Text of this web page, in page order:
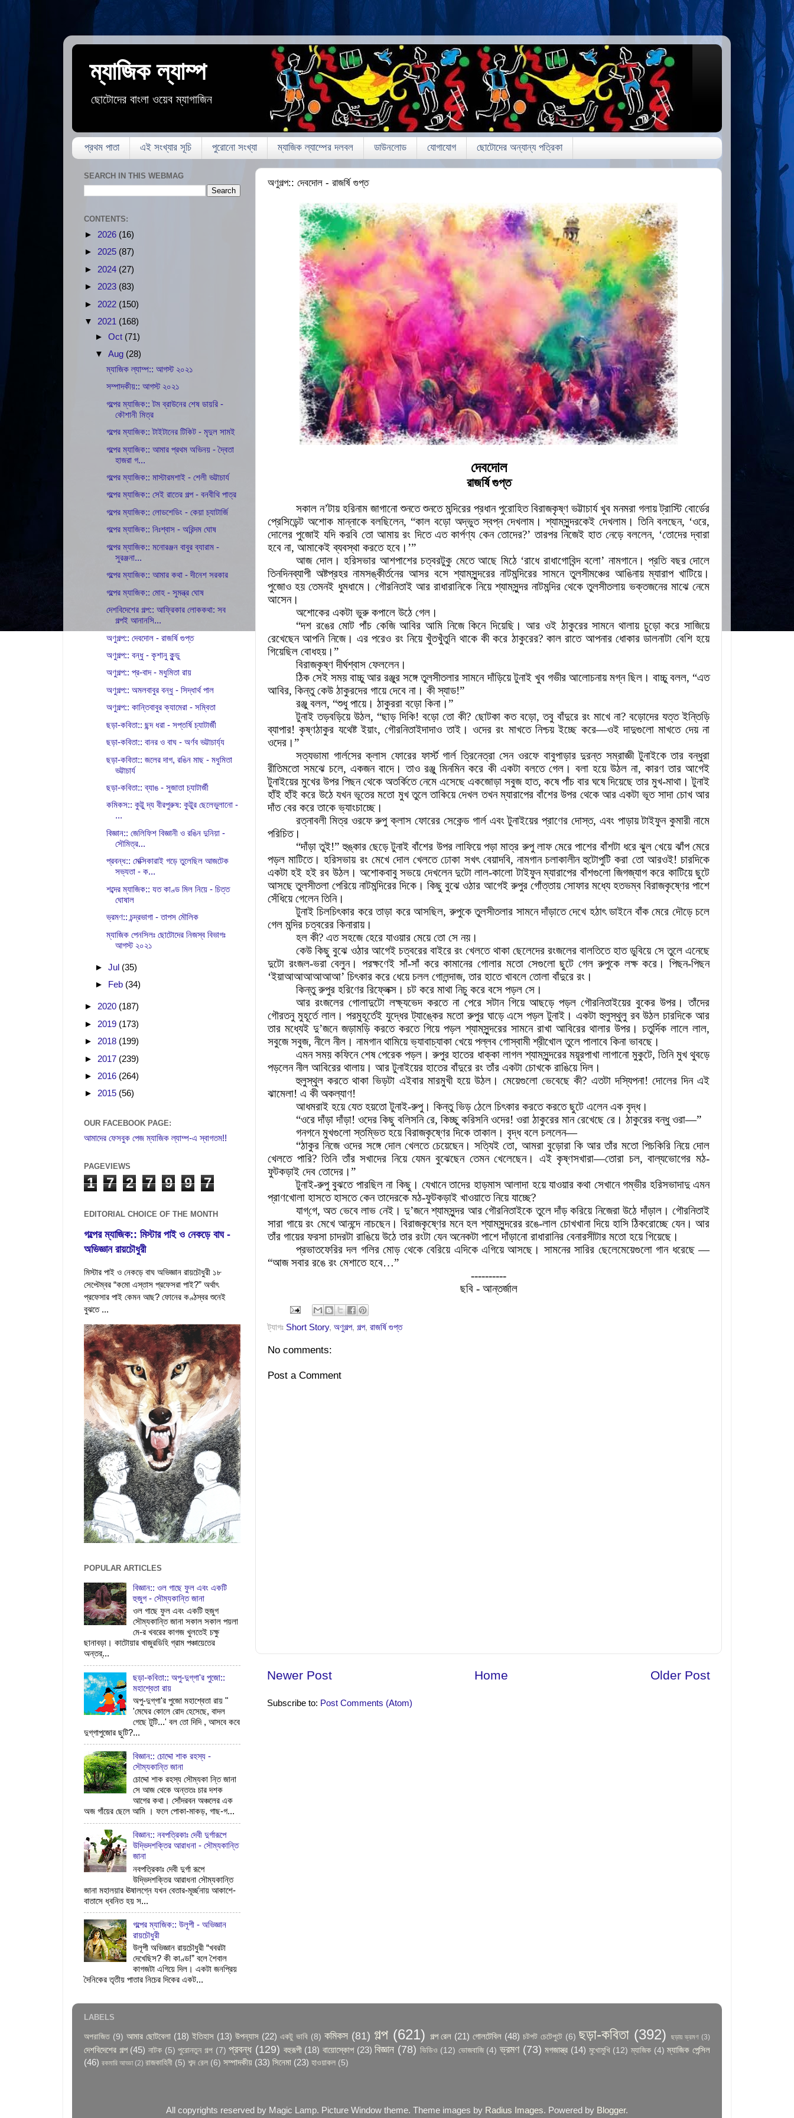
ম্যাজিক ল্যাম্প
ছোটোদের বাংলা ওয়েব ম্যাগাজিন
প্রথম পাতা এই সংখ্যার সূচি পুরোনো সংখ্যা ম্যাজিক ল্যাম্পের দলবল ডাউনলোড যোগাযোগ ছোটোদের অন্যান্য পত্রিকা
অণুগল্প:: দেবদোল - রাজর্ষি গুপ্ত
দেবদোল
রাজর্ষি গুপ্ত
সকাল ন’টায় হরিনাম জাগানো শুনতে শুনতে মন্দিরের প্রধান পুরোহিত বিরাজকৃষ্ণ ভট্টাচার্য খুব মনমরা গলায় ট্রাস্টি বোর্ডের
প্রেসিডেন্ট অশোক মান্নাকে বলছিলেন, “কাল বড়ো অদ্ভুত স্বপ্ন দেখলাম । শ্যামসুন্দরকেই দেখলাম। তিনি বলছেন, ‘ওরে,
দোলের পুজোই যদি করবি তো আমায় রং দিতে এত কার্পণ্য কেন তোদের?’তারপর নিজেই হাত নেড়ে বললেন, ‘তোদের দ্বারা
হবে না, আমাকেই ব্যবস্থা করতে হবে । ’”
আজ দোল। হরিসভার আশপাশের চত্বরটুকু মেতে আছে মিঠে‘রাধে রাধাগোবিন্দ বলো’ নামগানে। প্রতি বছর দোলে
তিনদিনব্যাপী অষ্টপ্রহর নামসঙ্কীর্তনের আসর বসে শ্যামসুন্দরের নাটমন্দিরের সামনে তুলসীমঞ্চের আঙিনায় ম্যারাপ খাটিয়ে।
পুজোও হয় তেমনই ধুমধামে। গৌরনিতাই আর রাধারানিকে নিয়ে শ্যামসুন্দর নাটমন্দির থেকে তুলসীতলায় ভক্তজনের মাঝে নেমে
আসেন।
অশোকের একটা ভুরু কপালে উঠে গেল ।
“দশ রঙের মোট পাঁচ কেজি আবির আমি নিজে কিনে দিয়েছি। আর ওই ঠাকুরের সামনে থালায় চুড়ো করে সাজিয়ে
রেখেছেন আপনি নিজে। এর পরেও রং নিয়ে খুঁতখুঁতুনি থাকে কী করে ঠাকুরের?কাল রাতে আপনার ধোকার ডালনাটা বেশি হয়ে
গিয়েছিল বোধহয়।”
বিরাজকৃষ্ণ দীর্ঘশ্বাস ফেললেন।
ঠিক সেই সময় বাচ্চু আর রঞ্জুর সঙ্গে তুলসীতলার সামনে দাঁড়িয়ে টুনাই খুব গভীর আলোচনায় মগ্ন ছিল। বাচ্চু বলল, “এত
আবির, কিন্তু কেউ ঠাকুরদের গায়ে দেবে না । কী স্যাড!”
রঞ্জু বলল, “শুধু পায়ে। ঠাকুররা বড়ো কিনা ।”
টুনাই তড়বড়িয়ে উঠল, “ছাড় দিকি!বড়ো তো কী? ছোটকা কত বড়ো,তবু বাঁদুরে রং মাখে না? বড়োদের যত্ত ইন্তিড়ি
ব্যাপার!কৃষ্ণঠাকুর যথেষ্ট ইয়াং,গৌরনিতাইদাদাও তাই। ওদের রং মাখতে নিশ্চয় ইচ্ছে করে—ওই দাদুগুলো মাখতে দেয় না
ওদের ।”
সত্যভামা গার্লসের ক্লাস ফোরের ফার্স্ট গার্ল ত্রিনেত্রা সেন ওরফে বাবুপাড়ার দুরন্ত সম্রাজ্ঞী টুনাইকে তার বন্ধুরা
রীতিমতো সমঝে চলে,একজন বাদে। তাও রঞ্জু মিনমিন করে কী একটা বলতে গেল। বলা হয়ে উঠল না, কারণ তার আগেই
টুনাইয়ের মুখের উপর পিছন থেকে অতর্কিতে নেমে এসেছে একজোড়া সবুজ হাত, কষে পাঁচ বার ঘষে দিয়েছে তার মুখ-মাথা । টুনাই
হাঁই হাঁই করে উঠে যখন ভূতের মতো মুখ তুলে তাকিয়ে দেখল তখন ম্যারাপের বাঁশের উপর থেকে আর একটা ভূত সাদা চোখ আর
দাঁত বের করে তাকে ভ্যাংচাচ্ছে।
রত্নাবলী মিত্র ওরফে রুপু ক্লাস ফোরের সেকেন্ড গার্ল এবং টুনাইয়ের প্রাণের দোস্ত, এবং পাড়ায় টাইফুন কুমারী নামে
পরিচিত।
“দাঁড়া তুই!”হুঙ্কার ছেড়ে টুনাই বাঁশের উপর লাফিয়ে পড়া মাত্র রুপু লাফ মেরে পাশের বাঁশটা ধরে ঝুল খেয়ে ঝাঁপ মেরে
পড়ল মাটিতে। হরিসভায় রং মেখে দোল খেলতে ঢোকা সখৎ বেয়াদবি, নামগান চলাকালীন হুটোপুটি করা তো আরওই! চারদিকে
একটা হই হই রব উঠল। অশোকবাবু সভয়ে দেখলেন দুটো লাল-কালো টাইফুন ম্যারাপের বাঁশগুলো জিগজ্যাগ করে কাটিয়ে ছুটে
আসছে তুলসীতলা পেরিয়ে নাটমন্দিরের দিকে । কিছু বুঝে ওঠার আগেই রুপুর গোঁত্তায় সোফার মধ্যে হতভম্ব বিরাজকৃষ্ণের পাশে
সেঁধিয়ে গেলেন তিনি।
টুনাই চিলচিৎকার করে তাড়া করে আসছিল,রুপুকে তুলসীতলার সামনে দাঁড়াতে দেখে হঠাৎ ডাইনে বাঁক মেরে দৌড়ে চলে
গেল মন্দির চত্বরের কিনারায়।
হল কী? এত সহজে হেরে যাওয়ার মেয়ে তো সে নয়।
কেউ কিছু বুঝে ওঠার আগেই চত্বরের বাইরে রং খেলতে থাকা ছেলেদের রংজলের বালতিতে হাত ডুবিয়ে সে তুলে এনেছে
দুটো রংজল-ভরা বেলুন। পরক্ষণেই সাঁ-সাঁ করে কামানের গোলার মতো সেগুলো ছুটে গেল রুপুকে লক্ষ করে । পিছন-পিছন
‘ইয়াআআআআআআ’ চিৎকার করে ধেয়ে চলল গোলন্দাজ,তার হাতে খাবলে তোলা বাঁদুরে রং ।
কিন্তু রুপুর হরিণের রিফ্লেক্স । চট করে মাথা নিচু করে বসে পড়ল সে ।
আর রংজলের গোলাদুটো লক্ষ্যভেদ করতে না পেরে সটান গিয়ে আছড়ে পড়ল গৌরনিতাইয়ের বুকের উপর । তাঁদের
গৌরতনু মুহূর্তে লাল। পরমুহূর্তেই যুদ্ধের ট্যাঙ্কের মতো রুপুর ঘাড়ে এসে পড়ল টুনাই । একটা হুলুস্থুলু রব উঠল চারদিকে আর
তার মধ্যেই দু’জনে জড়ামড়ি করতে করতে গিয়ে পড়ল শ্যামসুন্দরের সামনে রাখা আবিরের থালার উপর। চতুর্দিক লালে লাল,
সবুজে সবুজ, নীলে নীল । নামগান থামিয়ে ভ্যাবাচ্যাকা খেয়ে পল্লব গোস্বামী শ্রীখোল তুলে পালাবে কিনা ভাবছে ।
এমন সময় কফিনে শেষ পেরেক পড়ল । রুপুর হাতের ধাক্কা লাগল শ্যামসুন্দরের ময়ূরপাখা লাগানো মুকুটে, তিনি মুখ থুবড়ে
পড়লেন নীল আবিরের থালায়। আর টুনাইয়ের হাতের বাঁদুরে রং তাঁর একটা চোখকে রাঙিয়ে দিল ।
হুলুস্থুল করতে থাকা ভিড়টা এইবার মারমুখী হয়ে উঠল। মেয়েগুলো ভেবেছে কী? এতটা দস্যিপনা! দোলের দিন এই
ঝামেলা! এ কী অকল্যাণ!
আধমরাই হয়ে যেত হয়তো টুনাই-রুপু। কিন্তু ভিড় ঠেলে চিৎকার করতে করতে ছুটে এলেন এক বৃদ্ধ।
“ওরে দাঁড়া দাঁড়া! ওদের কিছু বলিসনি রে, কিচ্ছু করিসনি ওদের! ওরা ঠাকুরের মান রেখেছে রে । ঠাকুরের বন্ধু ওরা—”
গনগনে মুখগুলো স্তম্ভিত হয়ে বিরাজকৃষ্ণের দিকে তাকাল । বৃদ্ধ বলে চললেন—
“ঠাকুর নিজে ওদের সঙ্গে দোল খেলতে চেয়েছেন। সত্যিই তো, আমরা বুড়োরা কি আর তাঁর মতো পিচকিরি নিয়ে দোল
খেলতে পারি?তিনি তাঁর সখাদের নিয়ে যেমন বুঝেছেন তেমন খেলেছেন। এই কৃষ্ণসখারা—তোরা চল,বাল্যভোগের মঠ-
ফুটকড়াই দেব তোদের ।”
টুনাই-রুপু বুঝতে পারছিল না কিছু। যেখানে তাদের হাড়মাস আলাদা হয়ে যাওয়ার কথা সেখানে গম্ভীর হরিসভাদাদু এমন
প্রাণখোলা হাসতে হাসতে কেন তাদেরকে মঠ-ফুটকড়াই খাওয়াতে নিয়ে যাচ্ছে?
যাগ্গে,অত ভেবে লাভ নেই। দু’জনে শ্যামসুন্দর আর গৌরনিতাইকে তুলে দাঁড় করিয়ে নিজেরা উঠে দাঁড়াল। গৌরনিতাই
সারা গায়ে রং মেখে আনন্দে নাচছেন। বিরাজকৃষ্ণের মনে হল শ্যামসুন্দরের রঙে-লাল চোখখানা দিয়ে হাসি ঠিকরোচ্ছে যেন। আর
তাঁর গায়ের ফরসা চাদরটা রাঙিয়ে উঠে তার রংটা যেন অনেকটা পাশে দাঁড়ানো রাধারানির বেনারসীটার মতো হয়ে গিয়েছে ।
প্রভাতফেরির দল গলির মোড় থেকে বেরিয়ে এদিকে এগিয়ে আসছে। সামনের সারির ছেলেমেয়েগুলো গান ধরেছে—
“আজ সবার রঙে রং মেশাতে হবে…”
----------
ছবি - আন্তর্জাল
ট্যাগঃ Short Story, অণুগল্প, গল্প, রাজর্ষি গুপ্ত
No comments:
Post a Comment
Newer Post Older Post
Home
Subscribe to: Post Comments (Atom)
SEARCH IN THIS WEBMAG
CONTENTS:
► 2026 (16)
► 2025 (87)
► 2024 (27)
► 2023 (83)
► 2022 (150)
▼ 2021 (168)
►Oct (71)
▼Aug (28)
ম্যাজিক ল্যাম্প:: আগস্ট ২০২১
সম্পাদকীয়:: আগস্ট ২০২১
গল্পের ম্যাজিক:: টম ব্রাউনের শেষ ডায়রি -
কৌশানী মিত্র
গল্পের ম্যাজিক:: টাইটানের টিকিট - মৃদুল সামই
গল্পের ম্যাজিক:: আমার প্রথম অভিনয় - দ্বৈতা
হাজরা গ...
গল্পের ম্যাজিক:: মাস্টারমশাই - শেলী ভট্টাচার্য
গল্পের ম্যাজিক:: সেই রাতের গল্প - বনবীথি পাত্র
গল্পের ম্যাজিক:: লোডশেডিং - কেয়া চ্যাটার্জি
গল্পের ম্যাজিক:: নিঃশ্বাস - অরিন্দম ঘোষ
গল্পের ম্যাজিক:: মনোরঞ্জন বাবুর ব্যারাম -
সুরঞ্জনা...
গল্পের ম্যাজিক:: আমার কথা - দীনেশ সরকার
গল্পের ম্যাজিক:: মোহ - সুমন্ত্র ঘোষ
দেশবিদেশের গল্প:: আফ্রিকার লোককথা: সব
গল্পই আনানসি...
অণুগল্প:: দেবদোল - রাজর্ষি গুপ্ত
অণুগল্প:: বন্ধু - কৃশানু কুন্ডু
অণুগল্প:: প্র-বাদ - মধুমিতা রায়
অণুগল্প:: অমলবাবুর বন্ধু - সিদ্ধার্থ পাল
অণুগল্প:: কান্তিবাবুর ক্যামেরা - সম্বিতা
ছড়া-কবিতা:: ছন্দ ধরা - সপ্তর্ষি চ্যাটার্জী
ছড়া-কবিতা:: বানর ও বাঘ - অর্ণব ভট্টাচার্য্য
ছড়া-কবিতা:: জলের দাগ, রঙিন মাছ - মধুমিতা
ভট্টাচার্য
ছড়া-কবিতা:: ব্যাঙ - সুজাতা চ্যাটার্জী
কমিকস:: কুট্টু দ্য বীরপুরুষ: কুট্টুর ছেলেভুলানো -
...
বিজ্ঞান:: জেলিফিশ বিজ্ঞানী ও রঙিন দুনিয়া -
সৌমিত্র...
প্রবন্ধ:: মেক্সিকারাই গড়ে তুলেছিল আজটেক
সভ্যতা - ক...
শব্দের ম্যাজিক:: যত কাণ্ড মিল নিয়ে - চিত্ত
ঘোষাল
ভ্রমণ:: চন্দ্রভাগা - তাপস মৌলিক
ম্যাজিক পেনসিলঃ ছোটোদের নিজস্ব বিভাগঃ
আগস্ট ২০২১
►Jul (35)
► Feb (34)
► 2020 (187)
► 2019 (173)
► 2018 (199)
► 2017 (239)
► 2016 (264)
► 2015 (56)
OUR FACEBOOK PAGE:
আমাদের ফেসবুক পেজ ম্যাজিক ল্যাম্প-এ স্বাগতম!!
PAGEVIEWS
1 7 2 7 9 9 7
EDITORIAL CHOICE OF THE MONTH
গল্পের ম্যাজিক:: মিস্টার পাই ও নেকড়ে বাঘ -
অভিজ্ঞান রায়চৌধুরী
মিস্টার পাই ও নেকড়ে বাঘ অভিজ্ঞান রায়চৌধুরী ১৮
সেপ্টেম্বর “কমো এস্তাস প্রফেসরা পাই?” অর্থাৎ
প্রফেসার পাই কেমন আছ? ফোনের কণ্ঠস্বর শুনেই
বুঝতে ...
POPULAR ARTICLES
বিজ্ঞান:: ওল গাছে ফুল এবং একটি
হুজুগ - সৌম্যকান্তি জানা
ওল গাছে ফুল এবং একটি হুজুগ
সৌম্যকান্তি জানা সকাল সকাল পয়লা
মে-র খবরের কাগজ খুলতেই চক্ষু
ছানাবড়া। কাটোয়ার খাজুরডিহি গ্রাম পঞ্চায়েতের
অন্তর্...
ছড়া-কবিতা:: অপু-দুগ্‌গা'র পুজো::
মহাশ্বেতা রায়
অপু-দুগ্‌গা'র পুজো মহাশ্বেতা রায় "
'মেঘের কোলে রোদ হেসেছে, বাদল
গেছে টুটি...' বল তো দিদি , আসবে কবে
দুগ্‌গাপুজোর ছুটি?...
বিজ্ঞান:: চোদ্দো শাক রহস্য -
সৌম্যকান্তি জানা
চোদ্দো শাক রহস্য সৌম্যকা ন্তি জানা
সে আজ থেকে অন্ততঃ চার দশক
আগের কথা। সোঁদরবন অঞ্চলের এক
অজ গাঁয়ের ছেলে আমি । ফলে পোকা-মাকড়, গাছ-গ...
বিজ্ঞান:: নবপত্রিকাঃ দেবী দুর্গারূপে
উদ্ভিদশক্তির আরাধনা - সৌম্যকান্তি
জানা
নবপত্রিকাঃ দেবী দুর্গা রূপে
উদ্ভিদশক্তির আরাধনা সৌম্যকান্তি
জানা মহালয়ার ঊষালগ্নে যখন বেতার-মূর্চ্ছনায় আকাশে-
বাতাসে ধ্বনিত হয় স...
গল্পের ম্যাজিক:: উলূপী - অভিজ্ঞান
রায়চৌধুরী
উলূপী অভিজ্ঞান রায়চৌধুরী “খবরটা
দেখেছিস? কী কাণ্ড!” বলে শৈবাল
কাগজটা এগিয়ে দিল। একটা জনপ্রিয়
দৈনিকের তৃতীয় পাতার নিচের দিকের একট...
LABELS
অপরাজিত (9) আমার ছোটবেলা (18) ইতিহাস (13) উপন্যাস (22) একটু ভাবি (8) কমিকস (81) গল্প (621) গল্প রেল (21) গোলটেবিল (48) চটপট চেটেপুটে (6) ছড়া-কবিতা (392) ছড়ায় ভ্রমণ (3)
দেশবিদেশের গল্প (45) নাটক (5) পুরোনতুন গল্প (7) প্রবন্ধ (129) বহুরূপী (18) বায়োস্কোপ (23) বিজ্ঞান (78) ভিডিও (12) ভোজবাজি (4) ভ্রমণ (73) মগজাস্ত্র (14) মুখোমুখি (12) ম্যাজিক (4) ম্যাজিক পেন্সিল
(46) রকমারি আড্ডা (2) রাজকাহিনী (5) শব্দ রেল (6) সম্পাদকীয় (33) সিনেমা (23) হাওয়াকল (5)
All copyrights reserved by Magic Lamp. Picture Window theme. Theme images by Radius Images. Powered by Blogger.